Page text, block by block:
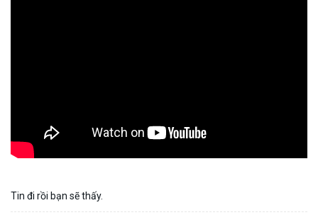
Tin đi rồi bạn sẽ thấy.